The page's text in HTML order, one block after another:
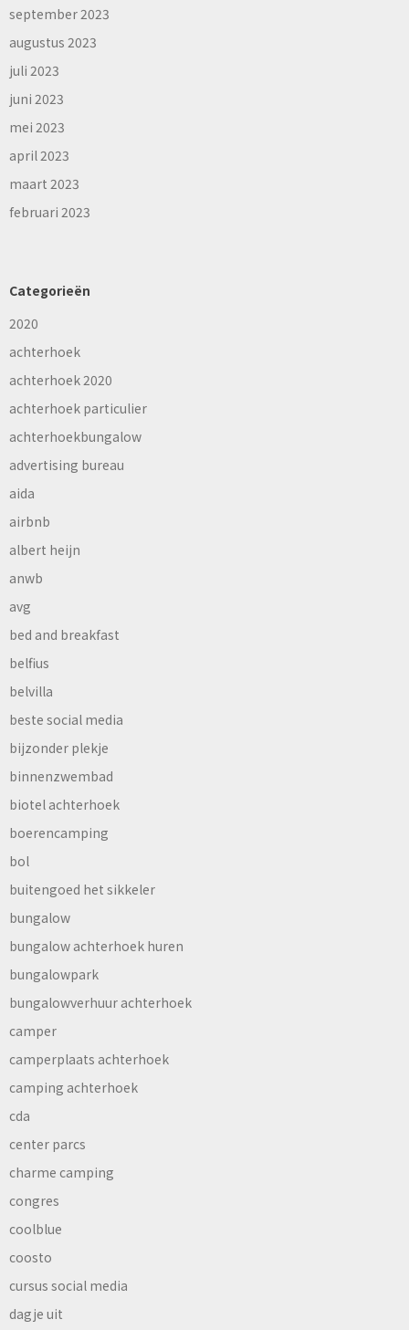
september 2023
augustus 2023
juli 2023
juni 2023
mei 2023
april 2023
maart 2023
februari 2023
Categorieën
2020
achterhoek
achterhoek 2020
achterhoek particulier
achterhoekbungalow
advertising bureau
aida
airbnb
albert heijn
anwb
avg
bed and breakfast
belfius
belvilla
beste social media
bijzonder plekje
binnenzwembad
biotel achterhoek
boerencamping
bol
buitengoed het sikkeler
bungalow
bungalow achterhoek huren
bungalowpark
bungalowverhuur achterhoek
camper
camperplaats achterhoek
camping achterhoek
cda
center parcs
charme camping
congres
coolblue
coosto
cursus social media
dagje uit